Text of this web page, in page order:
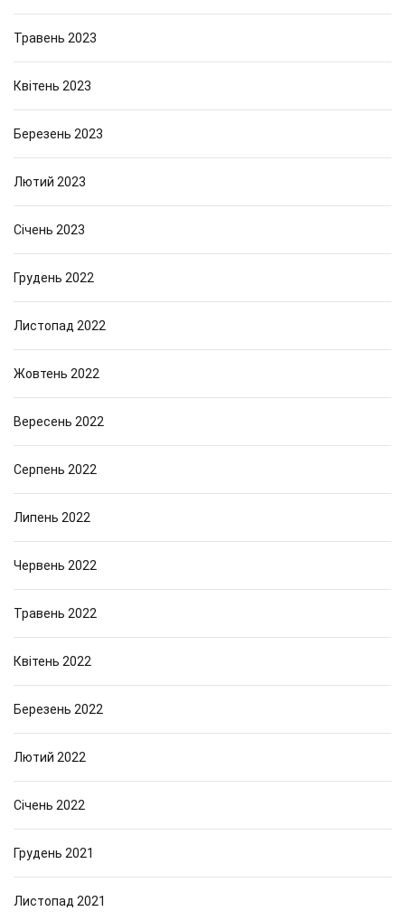
Травень 2023
Квітень 2023
Березень 2023
Лютий 2023
Січень 2023
Грудень 2022
Листопад 2022
Жовтень 2022
Вересень 2022
Серпень 2022
Липень 2022
Червень 2022
Травень 2022
Квітень 2022
Березень 2022
Лютий 2022
Січень 2022
Грудень 2021
Листопад 2021